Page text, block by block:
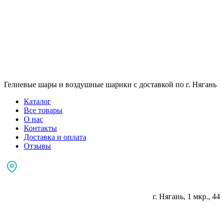
Гелиевые шары и воздушные шарики с доставкой по г. Нягань
Каталог
Все товары
О нас
Контакты
Доставка и оплата
Отзывы
г. Нягань, 1 мкр., 44